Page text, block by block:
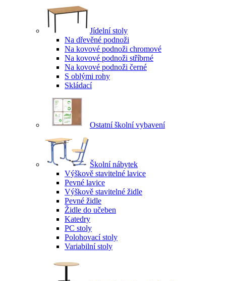
Jídelní stoly
Na dřevěné podnoži
Na kovové podnoži chromové
Na kovové podnoži stříbrné
Na kovové podnoži černé
S oblými rohy
Skládací
Ostatní školní vybavení
Školní nábytek
Výškově stavitelné lavice
Pevné lavice
Výškově stavitelné židle
Pevné židle
Židle do učeben
Katedry
PC stoly
Polohovací stoly
Variabilní stoly